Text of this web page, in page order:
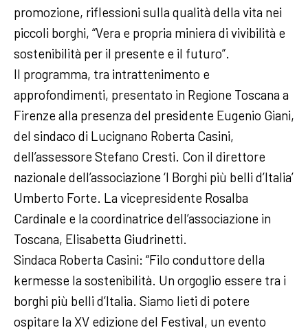
promozione, riflessioni sulla qualità della vita nei
piccoli borghi, “Vera e propria miniera di vivibilità e
sostenibilità per il presente e il futuro”.
Il programma, tra intrattenimento e
approfondimenti, presentato in Regione Toscana a
Firenze alla presenza del presidente Eugenio Giani,
del sindaco di Lucignano Roberta Casini,
dell’assessore Stefano Cresti. Con il direttore
nazionale dell’associazione ‘I Borghi più belli d’Italia’
Umberto Forte. La vicepresidente Rosalba
Cardinale e la coordinatrice dell’associazione in
Toscana, Elisabetta Giudrinetti.
Sindaca Roberta Casini: “Filo conduttore della
kermesse la sostenibilità. Un orgoglio essere tra i
borghi più belli d’Italia. Siamo lieti di potere
ospitare la XV edizione del Festival, un evento